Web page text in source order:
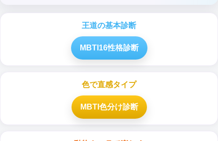
王道の基本診断
MBTI16性格診断
色で直感タイプ
MBTI色分け診断